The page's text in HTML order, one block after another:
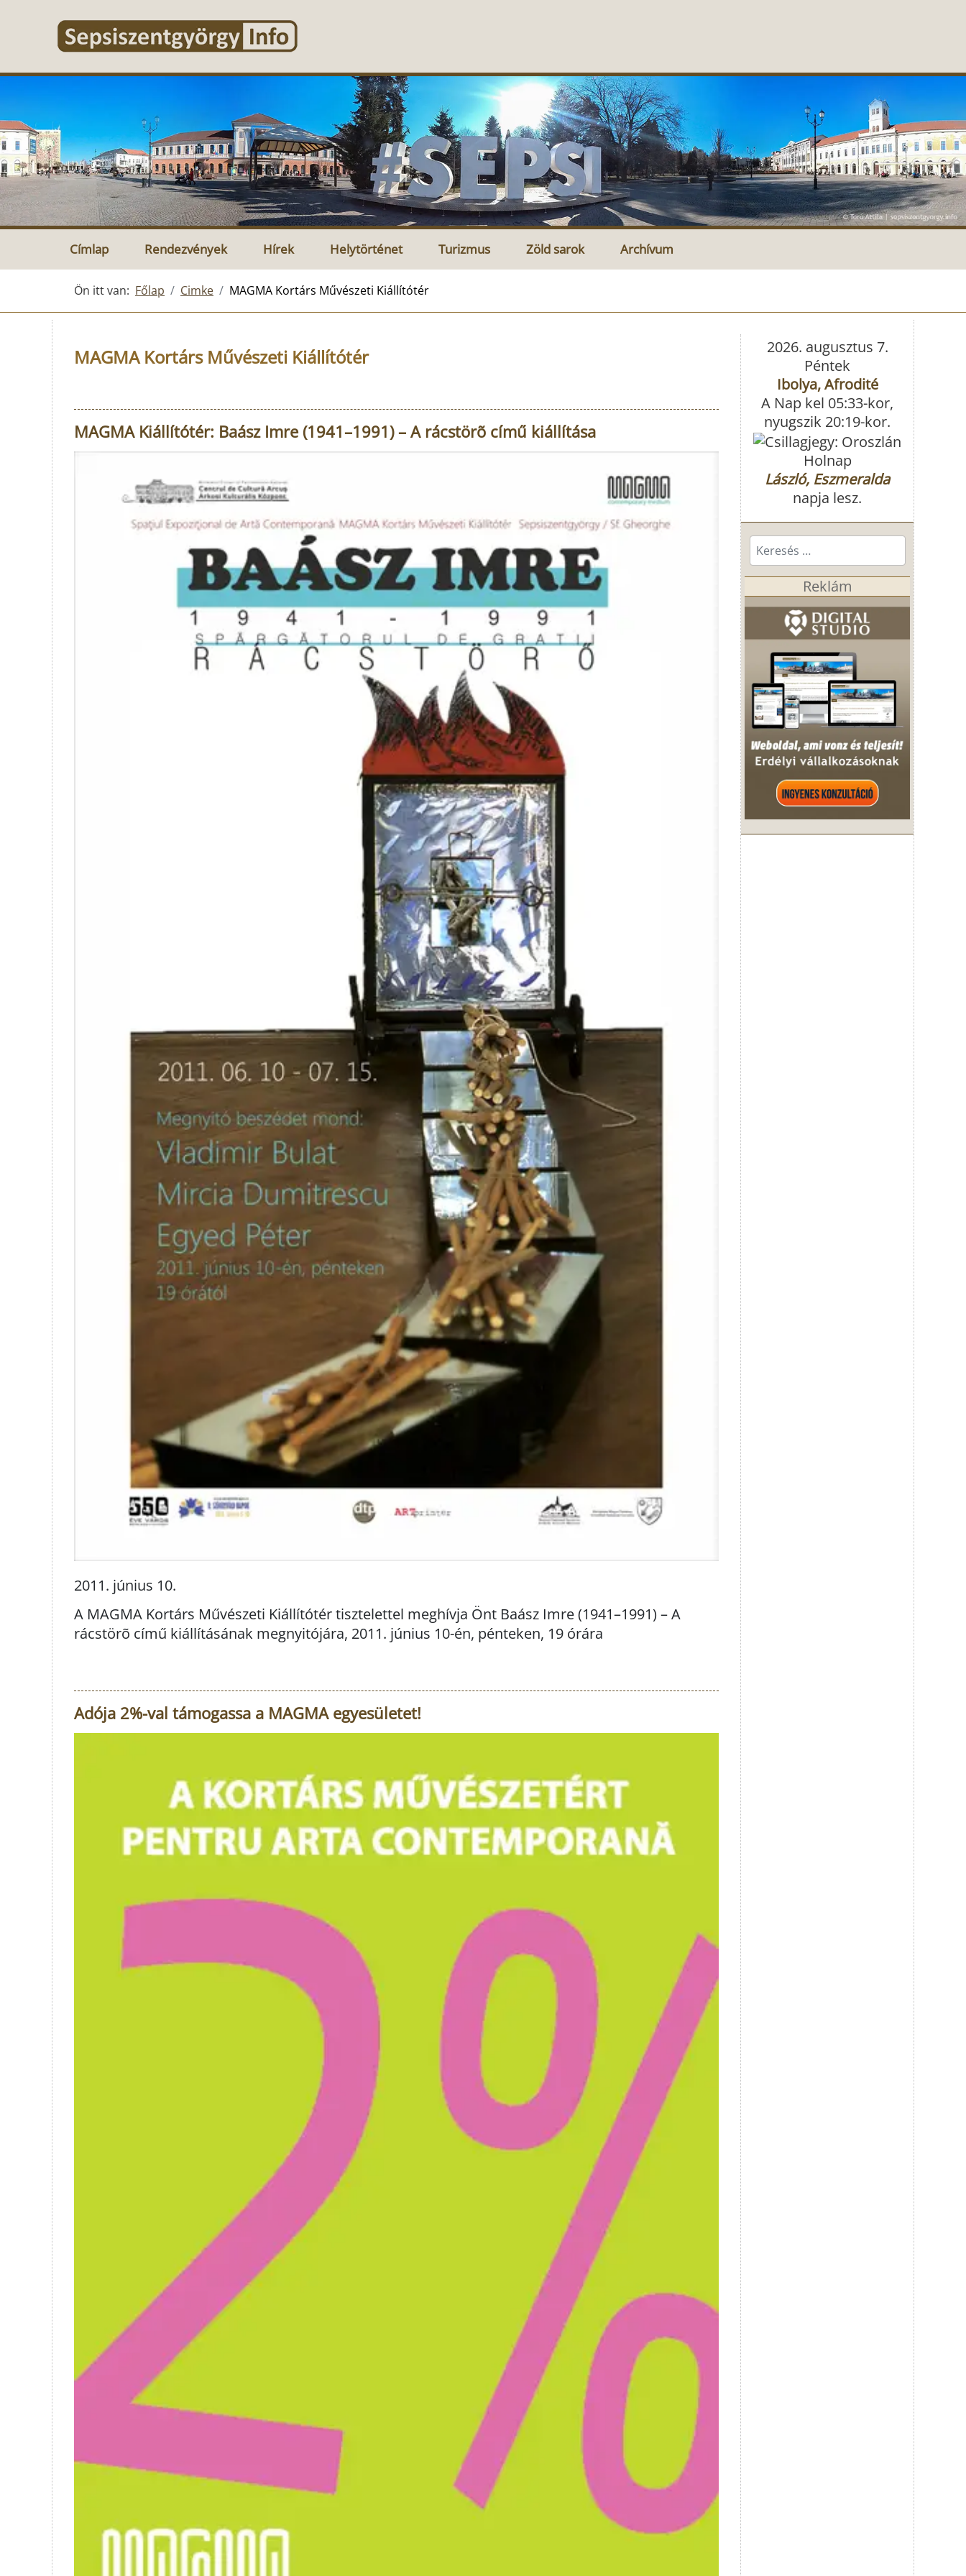
Címlap Rendezvények Hírek Helytörténet Turizmus Zöld sarok Archívum
Ön itt van: Főlap Cimke MAGMA Kortárs Művészeti Kiállítótér
MAGMA Kortárs Művészeti Kiállítótér
MAGMA Kiállítótér: Baász Imre (1941–1991) – A rácstörõ című kiállítása
2011. június 10.
A MAGMA Kortárs Művészeti Kiállítótér tisztelettel meghívja Önt Baász Imre (1941–1991) – A
rácstörõ című kiállításának megnyitójára, 2011. június 10-én, pénteken, 19 órára
Adója 2%-val támogassa a MAGMA egyesületet!
2026. augusztus 7.
Péntek
Ibolya, Afrodité
A Nap kel 05:33-kor,
nyugszik 20:19-kor.
Holnap
László, Eszmeralda
napja lesz.
Keresés...
Reklám